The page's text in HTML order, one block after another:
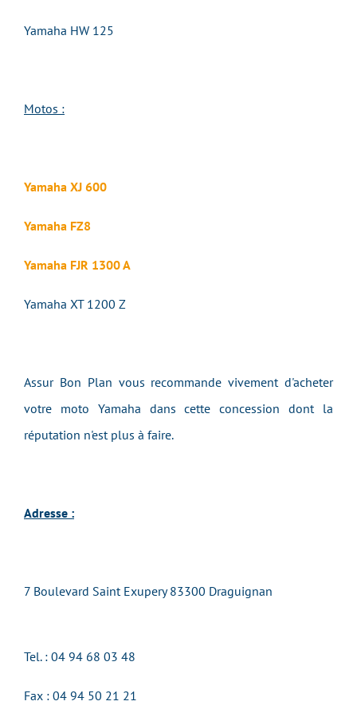
Yamaha HW 125
Motos :
Yamaha XJ 600
Yamaha FZ8
Yamaha FJR 1300 A
Yamaha XT 1200 Z
Assur Bon Plan vous recommande vivement d'acheter
votre moto Yamaha dans cette concession dont la
réputation n'est plus à faire.
Adresse :
7 Boulevard Saint Exupery 83300 Draguignan
Tel. : 04 94 68 03 48
Fax : 04 94 50 21 21